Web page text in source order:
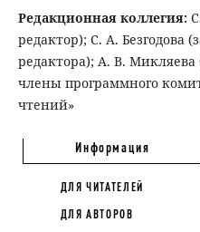
Редакционная коллегия:
редактор); С. А. Безгодова
редактора); А. В.
члены программного
чтений»
Информация
ДЛЯ ЧИТАТЕЛЕЙ
ДЛЯ АВТОРОВ